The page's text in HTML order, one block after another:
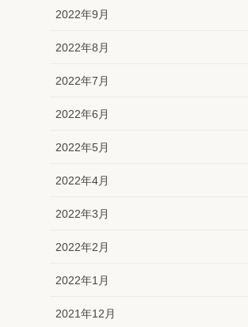
2022年9月
2022年8月
2022年7月
2022年6月
2022年5月
2022年4月
2022年3月
2022年2月
2022年1月
2021年12月